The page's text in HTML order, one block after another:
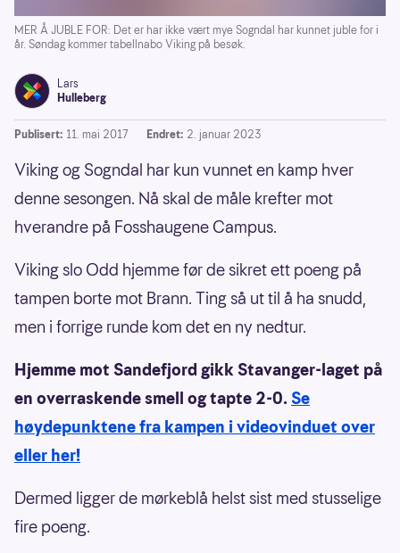
MER Å JUBLE FOR: Det er har ikke vært mye Sogndal har kunnet juble for i
år. Søndag kommer tabellnabo Viking på besøk.
Lars
Hulleberg
Publisert: 11. mai 2017 Endret: 2. januar 2023
Viking og Sogndal har kun vunnet en kamp hver
denne sesongen. Nå skal de måle krefter mot
hverandre på Fosshaugene Campus.
Viking slo Odd hjemme før de sikret ett poeng på
tampen borte mot Brann. Ting så ut til å ha snudd,
men i forrige runde kom det en ny nedtur.
Hjemme mot Sandefjord gikk Stavanger-laget på
en overraskende smell og tapte 2-0. Se
høydepunktene fra kampen i videovinduet over
eller her!
Dermed ligger de mørkeblå helst sist med stusselige
fire poeng.